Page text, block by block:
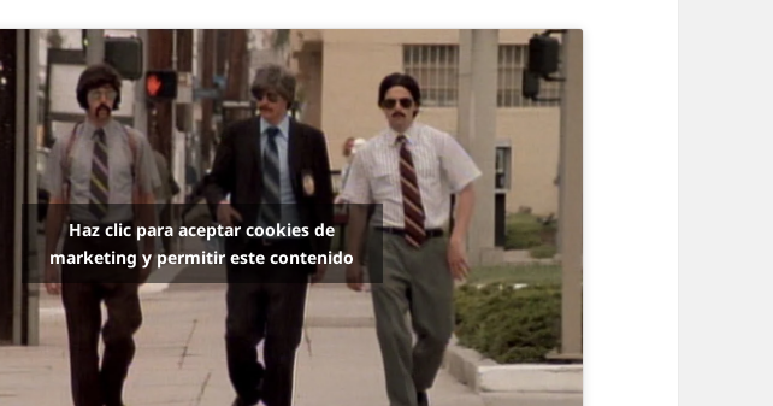
Haz clic para aceptar cookies de
marketing y permitir este contenido